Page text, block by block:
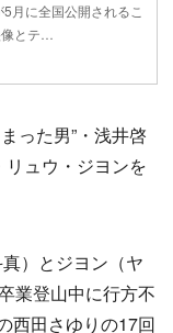
5月に全国公開されるこ
とテ…
った男”・浅井啓
リュウ・ジヨンを
）とジヨン（ヤ
業登山中に行方不
西田さゆりの17回